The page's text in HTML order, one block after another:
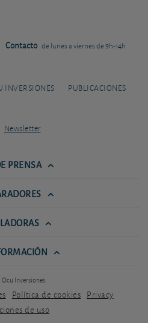
Contacto de lunes a viernes de 9h-14h
INVERSIONES PUBLICACIONES
Newsletter
PRENSA
Inversiones
Política de cookies Privacy
de uso